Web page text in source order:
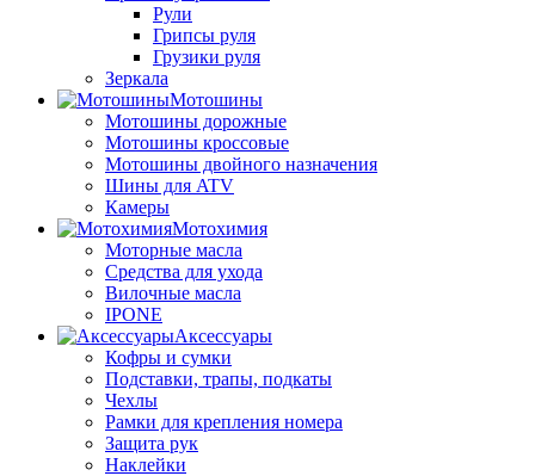
Рули
Грипсы руля
Грузики руля
Зеркала
Мотошины
Мотошины дорожные
Мотошины кроссовые
Мотошины двойного назначения
Шины для ATV
Камеры
Мотохимия
Моторные масла
Средства для ухода
Вилочные масла
IPONE
Аксессуары
Кофры и сумки
Подставки, трапы, подкаты
Чехлы
Рамки для крепления номера
Защита рук
Наклейки